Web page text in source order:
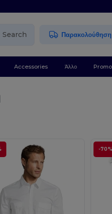
Search Παρακολούθηση
Accessories Άλλο
-70%